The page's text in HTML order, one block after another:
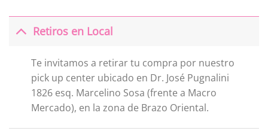
Retiros en Local
Te invitamos a retirar tu compra por nuestro
pick up center ubicado en Dr. José Pugnalini
1826 esq. Marcelino Sosa (frente a Macro
Mercado), en la zona de Brazo Oriental.